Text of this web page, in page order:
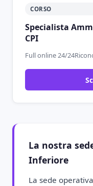
CORSO
Specialista
CPI
Full online 24/24
La nostra
Inferiore
La sede